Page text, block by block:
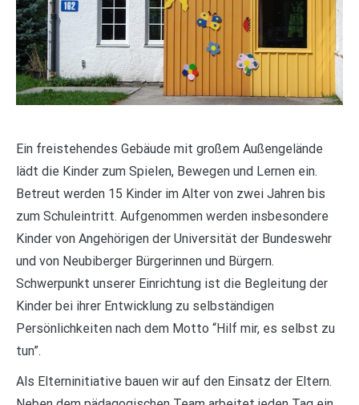
Ein freistehendes Gebäude mit großem Außengelände
lädt die Kinder zum Spielen, Bewegen und Lernen ein.
Betreut werden 15 Kinder im Alter von zwei Jahren bis
zum Schuleintritt. Aufgenommen werden insbesondere
Kinder von Angehörigen der Universität der Bundeswehr
und von Neubiberger Bürgerinnen und Bürgern.
Schwerpunkt unserer Einrichtung ist die Begleitung der
Kinder bei ihrer Entwicklung zu selbständigen
Persönlichkeiten nach dem Motto “Hilf mir, es selbst zu
tun”.
Als Elterninitiative bauen wir auf den Einsatz der Eltern.